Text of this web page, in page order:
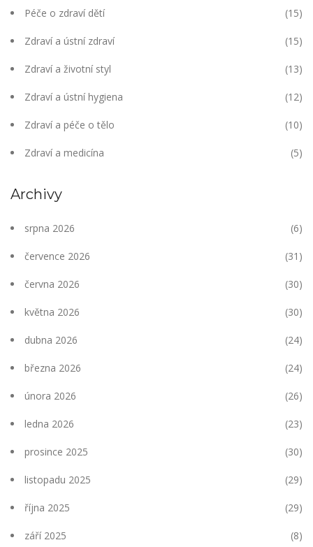
Péče o zdraví dětí (15)
Zdraví a ústní zdraví (15)
Zdraví a životní styl (13)
Zdraví a ústní hygiena (12)
Zdraví a péče o tělo (10)
Zdraví a medicína (5)
Archivy
srpna 2026 (6)
července 2026 (31)
června 2026 (30)
května 2026 (30)
dubna 2026 (24)
března 2026 (24)
února 2026 (26)
ledna 2026 (23)
prosince 2025 (30)
listopadu 2025 (29)
října 2025 (29)
září 2025 (8)